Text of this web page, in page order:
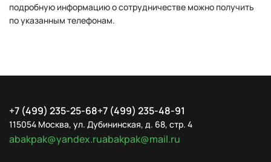
подробную информацию о сотрудничестве можно получить
по указанным телефонам.
+7 (499) 235-25-68+7 (499) 235-48-91
115054 Москва, ул. Дубининская, д. 68, стр. 4
abakpak@yandex.ruabakpak@mail.ru